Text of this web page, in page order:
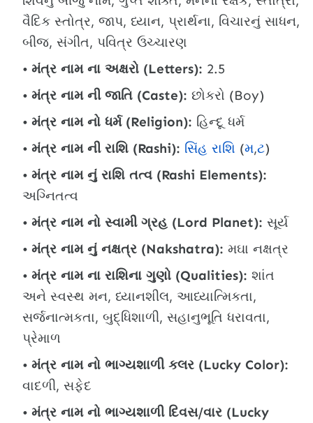
વૈદિક સ્તોત્ર, જાપ, ધ્યાન, પ્રાર્થના, વિચારનું સાધન,
બીજ, સંગીત, પવિત્ર ઉચ્ચારણ
મંત્ર નામ ના અક્ષરો (Letters): 2.5
મંત્ર નામ ની જાતિ (Caste): છોકરો (Boy)
મંત્ર નામ નો ધર્મ (Religion): હિન્દૂ ધર્મ
મંત્ર નામ ની રાશિ (Rashi): સિંહ રાશિ (મ,ટ)
મંત્ર નામ નું રાશિ તત્વ (Rashi Elements):
અગ્નિતત્વ
મંત્ર નામ નો સ્વામી ગ્રહ (Lord Planet): સૂર્ય
મંત્ર નામ નું નક્ષત્ર (Nakshatra): મઘા નક્ષત્ર
મંત્ર નામ ના રાશિના ગુણો (Qualities): શાંત
અને સ્વસ્થ મન, ધ્યાનશીલ, આધ્યાત્મિકતા,
સર્જનાત્મકતા, બુદ્ધિશાળી, સહાનુભૂતિ ધરાવતા,
પ્રેમાળ
મંત્ર નામ નો ભાગ્યશાળી કલર (Lucky Color):
વાદળી, સફેદ
મંત્ર નામ નો ભાગ્યશાળી દિવસ/વાર (Lucky